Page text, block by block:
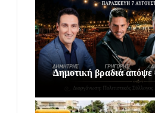
Δημοτική βραδιά απόψε